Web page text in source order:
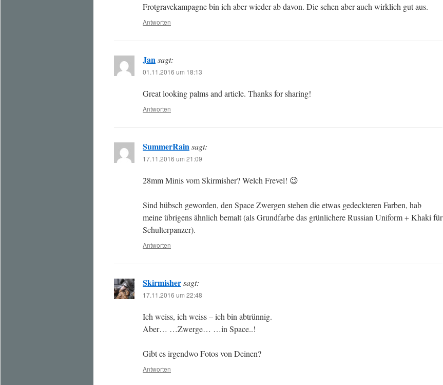
Frotgravekampagne bin ich aber wieder ab davon. Die sehen aber auch wirklich gut aus.
Antworten
Jansagt:
01.11.2016 um 18:13
Great looking palms and article. Thanks for sharing!
Antworten
SummerRainsagt:
17.11.2016 um 21:09
28mm Minis vom Skirmisher? Welch Frevel! 😉
Sind hübsch geworden, den Space Zwergen stehen die etwas gedeckteren Farben, hab
meine übrigens ähnlich bemalt (als Grundfarbe das grünlichere Russian Uniform + Khaki für
Schulterpanzer).
Antworten
Skirmishersagt:
17.11.2016 um 22:48
Ich weiss, ich weiss – ich bin abtrünnig.
Aber… …Zwerge… …in Space..!
Gibt es irgendwo Fotos von Deinen?
Antworten